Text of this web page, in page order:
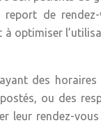
de
optimiser
des
ou des
leur rendez-